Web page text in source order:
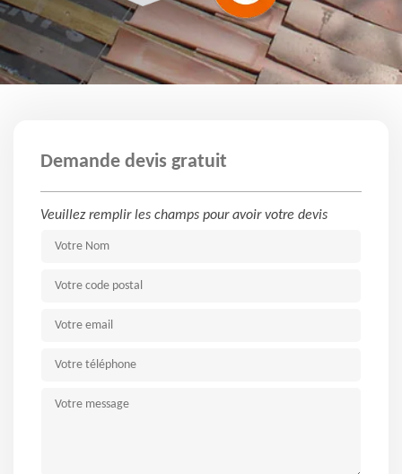
Demande devis gratuit
Veuillez remplir les champs pour avoir votre devis